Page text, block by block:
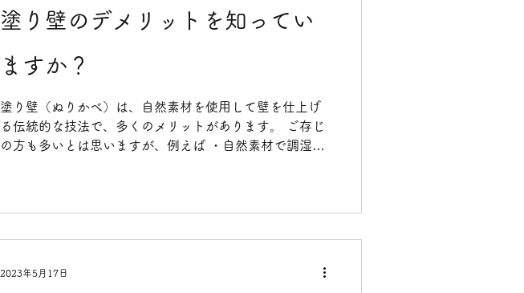
塗り壁のデメリットを知ってい
ますか？
塗り壁（ぬりかべ）は、自然素材を使用して壁を仕上げ
る伝統的な技法で、多くのメリットがあります。 ご存じ
の方も多いとは思いますが、例えば ・自然素材で調湿効
2023年5月17日